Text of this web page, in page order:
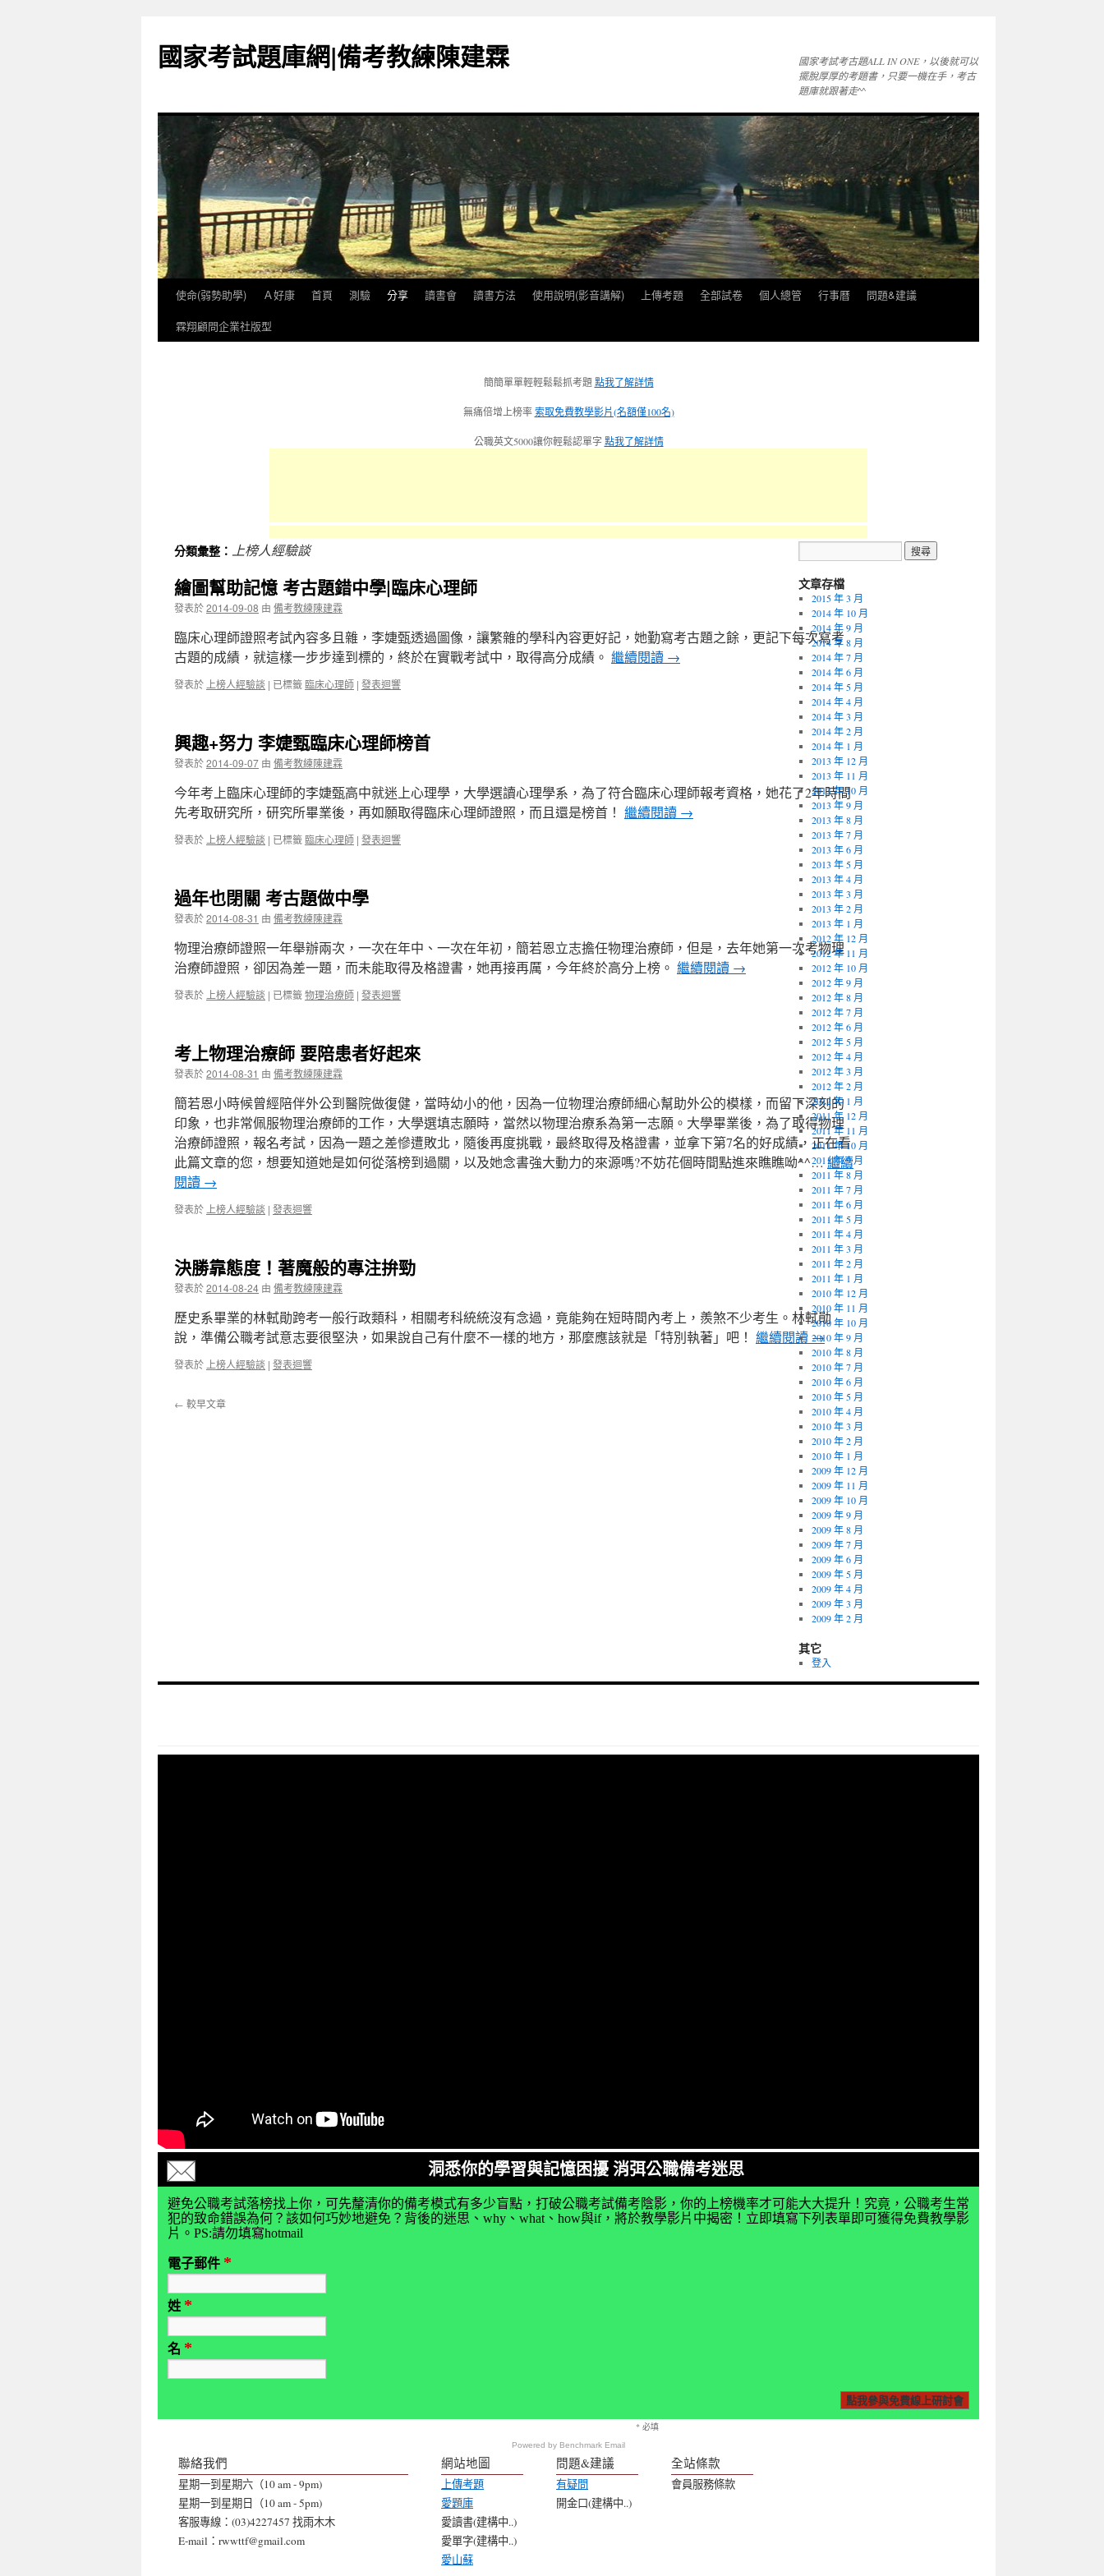
國家考試題庫網|備考教練陳建霖
國家考試考古題ALL IN ONE，以後就可以
擺脫厚厚的考題書，只要一機在手，考古
題庫就跟著走^^
使命(弱勢助學) Ａ好康 首頁 測驗 分享 讀書會 讀書方法 使用說明(影音講解) 上傳考題 全部試卷 個人總管 行事曆
問題&建議
霖翔顧問企業社版型
簡簡單單輕輕鬆鬆抓考題 點我了解詳情
無痛倍增上榜率 索取免費教學影片(名額僅100名)
公職英文5000讓你輕鬆認單字 點我了解詳情
分類彙整： 上榜人經驗談
繪圖幫助記憶 考古題錯中學|臨床心理師
發表於2014-09-08 由 備考教練陳建霖
臨床心理師證照考試內容多且雜，李婕甄透過圖像，讓繁雜的學科內容更好記，她勤寫考古題之餘，更記下每次寫考
古題的成績，就這樣一步步達到標的，終於在實戰考試中，取得高分成績。 繼續閱讀 →
發表於 上榜人經驗談 | 已標籤 臨床心理師 | 發表迴響
興趣+努力 李婕甄臨床心理師榜首
發表於2014-09-07 由 備考教練陳建霖
今年考上臨床心理師的李婕甄高中就迷上心理學，大學選讀心理學系，為了符合臨床心理師報考資格，她花了2年時間
先考取研究所，研究所畢業後，再如願取得臨床心理師證照，而且還是榜首！ 繼續閱讀 →
發表於 上榜人經驗談 | 已標籤 臨床心理師 | 發表迴響
過年也閉關 考古題做中學
發表於2014-08-31 由 備考教練陳建霖
物理治療師證照一年舉辦兩次，一次在年中、一次在年初，簡若恩立志擔任物理治療師，但是，去年她第一次考物理
治療師證照，卻因為差一題，而未能取得及格證書，她再接再厲，今年終於高分上榜。 繼續閱讀 →
發表於 上榜人經驗談 | 已標籤物理治療師 | 發表迴響
考上物理治療師 要陪患者好起來
發表於2014-08-31 由 備考教練陳建霖
簡若恩小時候曾經陪伴外公到醫院做復健，當時幼小的他，因為一位物理治療師細心幫助外公的模樣，而留下深刻的
印象，也非常佩服物理治療師的工作，大學選填志願時，當然以物理治療系為第一志願。大學畢業後，為了取得物理
治療師證照，報名考試，因為一題之差慘遭敗北，隨後再度挑戰，最終取得及格證書，並拿下第7名的好成績，正在看
此篇文章的您，想要知道她是如何從落榜到過關，以及她念書強大動力的來源嗎?不妨花個時間點進來瞧瞧呦^^…繼續
閱讀 →
發表於 上榜人經驗談 | 發表迴響
決勝靠態度！著魔般的專注拚勁
發表於2014-08-24 由 備考教練陳建霖
歷史系畢業的林軾勛跨考一般行政類科，相關考科統統沒有念過，竟能夠在短時間內考上，羨煞不少考生。林軾勛
說，準備公職考試意志要很堅決，如果說自己有什麼不一樣的地方，那麼應該就是「特別執著」吧！ 繼續閱讀→
發表於 上榜人經驗談 | 發表迴響
← 較早文章
文章存檔
2015 年 3 月
2014 年 10 月
2014 年 9 月
2014 年 8 月
2014 年 7 月
2014 年 6 月
2014 年 5 月
2014 年 4 月
2014 年 3 月
2014 年 2 月
2014 年 1 月
2013 年 12 月
2013 年 11 月
2013 年 10 月
2013 年 9 月
2013 年 8 月
2013 年 7 月
2013 年 6 月
2013 年 5 月
2013 年 4 月
2013 年 3 月
2013 年 2 月
2013 年 1 月
2012 年 12 月
2012 年 11 月
2012 年 10 月
2012 年 9 月
2012 年 8 月
2012 年 7 月
2012 年 6 月
2012 年 5 月
2012 年 4 月
2012 年 3 月
2012 年 2 月
2012 年 1 月
2011 年 12 月
2011 年 11 月
2011 年 10 月
2011 年 9 月
2011 年 8 月
2011 年 7 月
2011 年 6 月
2011 年 5 月
2011 年 4 月
2011 年 3 月
2011 年 2 月
2011 年 1 月
2010 年 12 月
2010 年 11 月
2010 年 10 月
2010 年 9 月
2010 年 8 月
2010 年 7 月
2010 年 6 月
2010 年 5 月
2010 年 4 月
2010 年 3 月
2010 年 2 月
2010 年 1 月
2009 年 12 月
2009 年 11 月
2009 年 10 月
2009 年 9 月
2009 年 8 月
2009 年 7 月
2009 年 6 月
2009 年 5 月
2009 年 4 月
2009 年 3 月
2009 年 2 月
其它
登入
洞悉你的學習與記憶困擾 消弭公職備考迷思
避免公職考試落榜找上你，可先釐清你的備考模式有多少盲點，打破公職考試備考陰影，你的上榜機率才可能大大提升！究竟，公職考生常
犯的致命錯誤為何？該如何巧妙地避免？背後的迷思、why、what、how與if，將於教學影片中揭密！立即填寫下列表單即可獲得免費教學影
片。PS:請勿填寫hotmail
電子郵件 *
姓 *
名 *
* 必填
Powered by Benchmark Email
聯絡我們
星期一到星期六（10 am - 9pm)
星期一到星期日（10 am - 5pm)
客服專線：(03)4227457 找雨木木
E-mail：rwwttf@gmail.com
網站地圖
上傳考題
愛題庫
愛讀書(建構中..)
愛單字(建構中..)
愛山蘇
問題&建議
有疑問
開金口(建構中..)
全站條款
會員服務條款